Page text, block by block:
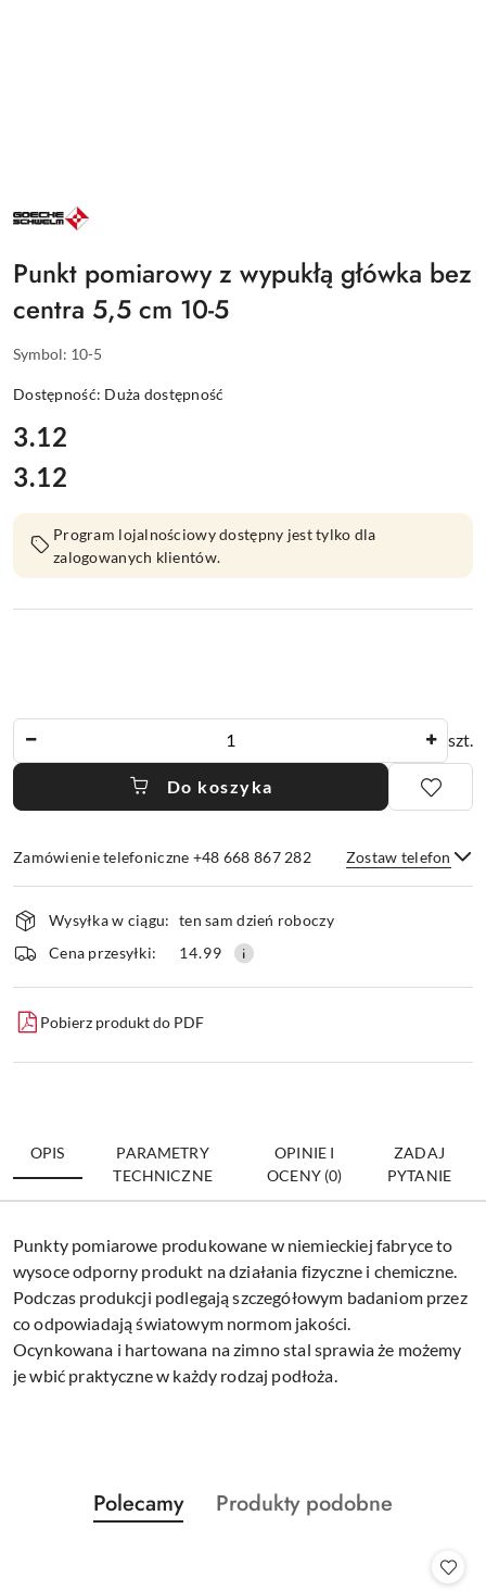
NAZWA
PRODUCENTA:
Punkt pomiarowy z wypukłą główka bez
centra 5,5 cm 10-5
Symbol: 10-5
Dostępność: Duża dostępność
cena:
3.12
Cena:
3.12
Program lojalnościowy dostępny jest tylko dla
zalogowanych klientów.
szt.
Do koszyka
Zamówienie telefoniczne +48 668 867 282 Zostaw telefon
Wyślij
Dostępność
i
dostawa
Wysyłka w ciągu: ten sam dzień roboczy
Cena przesyłki:
14.99
Pobierz produkt do PDF
OPIS
PARAMETRY
TECHNICZNE
OPINIE I
OCENY (0)
ZADAJ
PYTANIE
Punkty pomiarowe produkowane w niemieckiej fabryce to
wysoce odporny produkt na działania fizyczne i chemiczne.
Podczas produkcji podlegają szczegółowym badaniom przez
co odpowiadają światowym normom jakości.
Ocynkowana i hartowana na zimno stal sprawia że możemy
je wbić praktyczne w każdy rodzaj podłoża.
Pomiń karuzelę produktów
Produkty
o
Polecamy
Produkty
Produkty podobne